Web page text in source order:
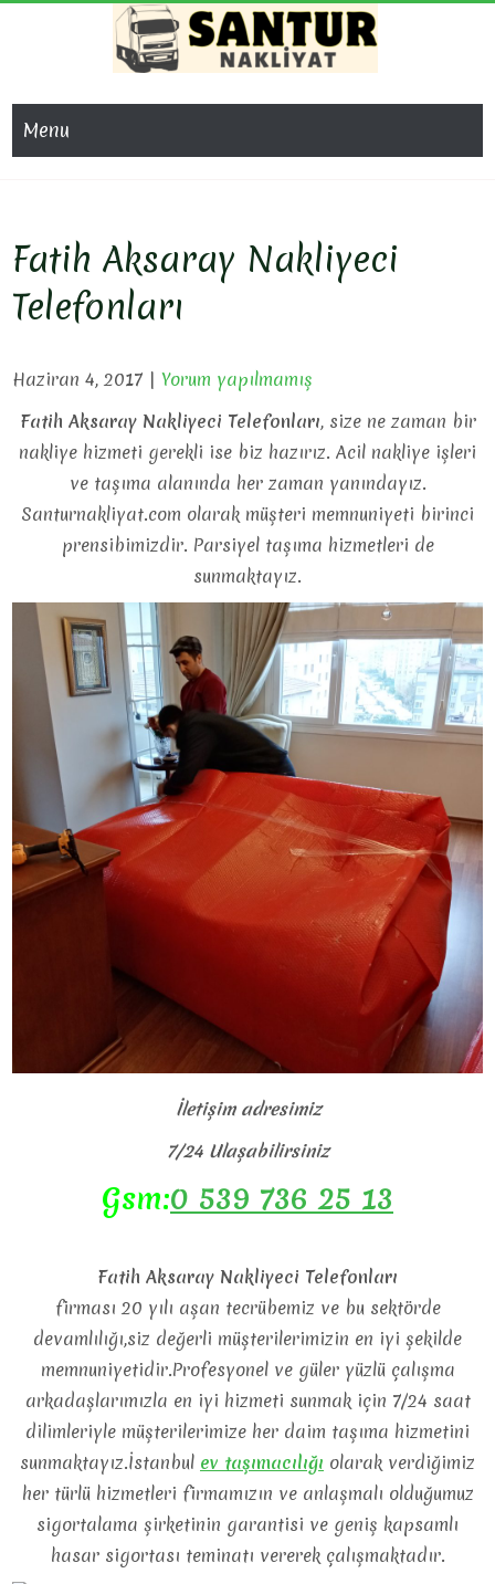
Nakliyat, İş
Menu
Fatih Aksaray Nakliyeci
Telefonları
Haziran 4, 2017 |Yorum yapılmamış
Fatih Aksaray Nakliyeci Telefonları, size ne zaman bir
nakliye hizmeti gerekli ise biz hazırız. Acil nakliye işleri
ve taşıma alanında her zaman yanındayız.
Santurnakliyat.com olarak müşteri memnuniyeti birinci
prensibimizdir. Parsiyel taşıma hizmetleri de
sunmaktayız.
İletişim adresimiz
7/24 Ulaşabilirsiniz
Gsm:0 539 736 25 13
Fatih Aksaray Nakliyeci Telefonları
firması 20 yılı aşan tecrübemiz ve bu sektörde
devamlılığı,siz değerli müşterilerimizin en iyi şekilde
memnuniyetidir.Profesyonel ve güler yüzlü çalışma
arkadaşlarımızla en iyi hizmeti sunmak için 7/24 saat
dilimleriyle müşterilerimize her daim taşıma hizmetini
sunmaktayız.İstanbul ev taşımacılığı olarak verdiğimiz
her türlü hizmetleri firmamızın ve anlaşmalı olduğumuz
sigortalama şirketinin garantisi ve geniş kapsamlı
hasar sigortası teminatı vererek çalışmaktadır.